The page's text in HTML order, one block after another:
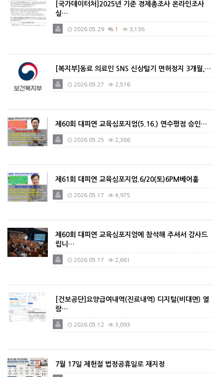
[국가데이터처]2025년 기준 경제총조사 온라인조사
실…
2026.05.29 1 3,136
[복지부]동료 의료인 SNS 신상털기 면허정지 3개월,…
2026.05.27 2,516
제60회 대피연 교육심포지엄(5.16.) 연수평점 승인…
2026.05.25 2,386
제61회 대피연 교육심포지엄.6/20(토)6PM베어홀
2026.05.17 4,975
제60회 대피연 교육심포지엄에 참석해 주셔서 감사드
립니…
2026.05.17 2,661
[건보공단]요양급여내역(진료내역) 디지털(비대면) 열
람…
2026.05.12 3,093
7월 17일 제헌절 법정공휴일로 재지정